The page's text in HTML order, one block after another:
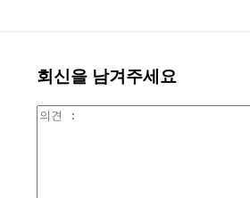
회신을 남겨주세요